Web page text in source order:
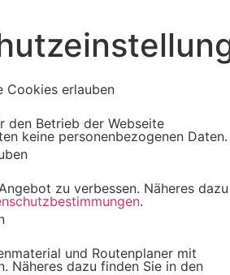
Cookies erlauben
den Betrieb der Webseite
keine personenbezogenen Daten.
zu verbessen. Näheres dazu
.
und Routenplaner mit
Näheres dazu finden Sie in den